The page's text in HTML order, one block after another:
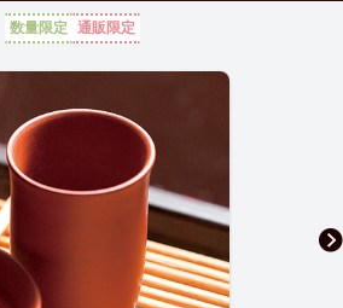
数量限定 通販限定